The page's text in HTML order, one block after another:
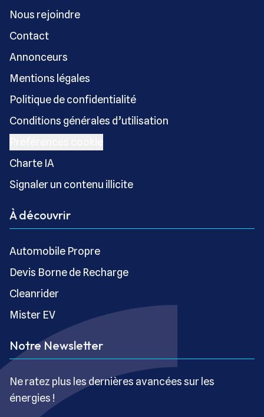
Nous rejoindre
Contact
Annonceurs
Mentions légales
Politique de confidentialité
Conditions générales d’utilisation
Charte IA
Signaler un contenu illicite
À découvrir
Automobile Propre
Devis Borne de Recharge
Cleanrider
Mister EV
Notre Newsletter
Ne ratez plus les dernières avancées sur les
énergies !